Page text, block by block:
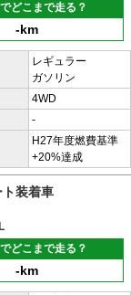
どこまで走る？
-km
レギュラー
ガソリン
4WD
-
H27年度燃費基準
+20%達成
装着車
どこまで走る？
-km